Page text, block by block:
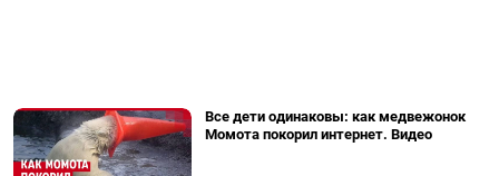
Все дети одинаковы: как медвежонок
Момота покорил интернет. Видео